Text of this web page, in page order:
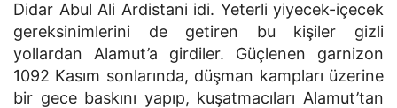
Didar Abul Ali Ardistani idi. Yeterli yiyecek-içecek
gereksinimlerini de getiren bu kişiler gizli
yollardan Alamut’a girdiler. Güçlenen garnizon
1092 Kasım sonlarında, düşman kampları üzerine
bir gece baskını yapıp, kuşatmacıları Alamut’tan